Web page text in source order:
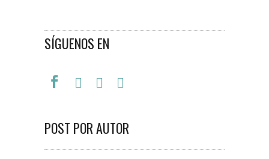
SÍGUENOS EN
POST POR AUTOR